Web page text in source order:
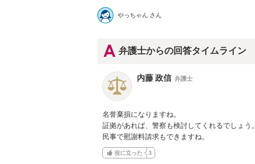
やっちゃん さん
弁護士からの回答タイムライン
内藤 政信 弁護士
名誉棄損になりますね。
証拠があれば、警察も検討してくれるでしょう。
民事で慰謝料請求もできますね。
役に立った 3